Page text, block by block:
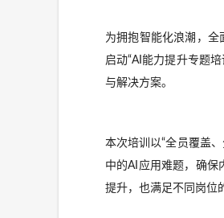
为拥抱智能化浪潮，全
启动“AI能力提升专题培
与解决方案。
本次培训以“全员覆盖
中的AI应用难题，确保
提升，也满足不同岗位